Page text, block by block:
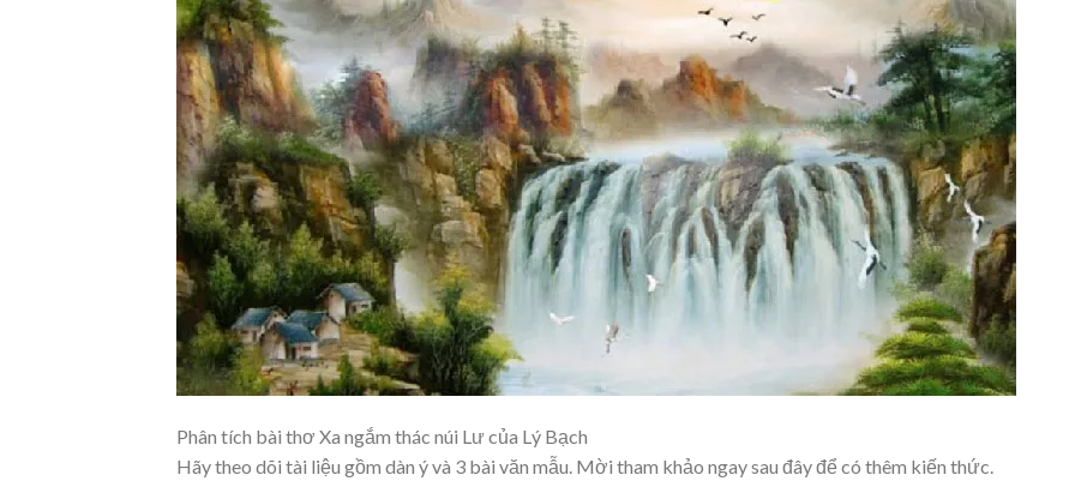
Phân tích bài thơ Xa ngắm thác núi Lư của Lý Bạch
Hãy theo dõi tài liệu gồm dàn ý và 3 bài văn mẫu. Mời tham khảo ngay sau đây để có thêm kiến thức.